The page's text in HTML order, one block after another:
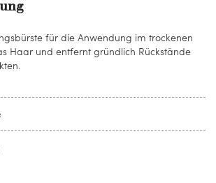
für die Anwendung im trockenen
Haar und entfernt gründlich Rückstände